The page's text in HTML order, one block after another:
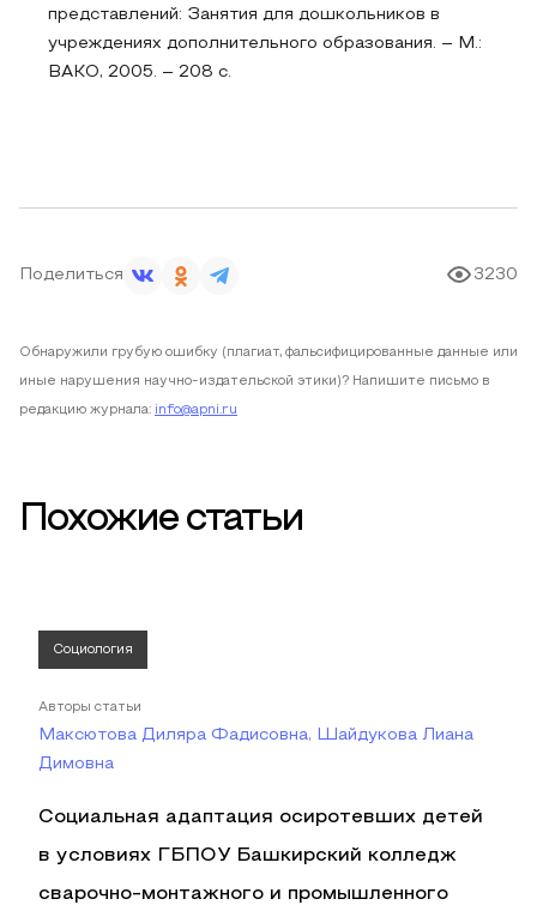
представлений: Занятия для дошкольников в
учреждениях дополнительного образования. – М.:
ВАКО, 2005. – 208 с.
Поделиться 3230
Обнаружили грубую ошибку (плагиат, фальсифицированные данные или
иные нарушения научно-издательской этики)? Напишите письмо в
редакцию журнала: info@apni.ru
Похожие статьи
Социология
Авторы статьи
Максютова Диляра Фадисовна, Шайдукова Лиана
Димовна
Социальная адаптация осиротевших детей
в условиях ГБПОУ Башкирский колледж
сварочно-монтажного и промышленного